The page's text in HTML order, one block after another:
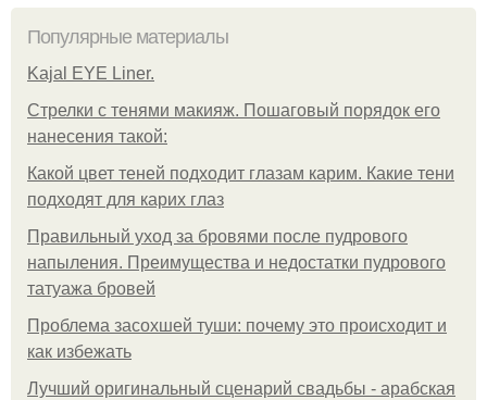
Популярные материалы
Kajal EYE Liner.
Стрелки с тенями макияж. Пошаговый порядок его
нанесения такой:
Какой цвет теней подходит глазам карим. Какие тени
подходят для карих глаз
Правильный уход за бровями после пудрового
напыления. Преимущества и недостатки пудрового
татуажа бровей
Проблема засохшей туши: почему это происходит и
как избежать
Лучший оригинальный сценарий свадьбы - арабская